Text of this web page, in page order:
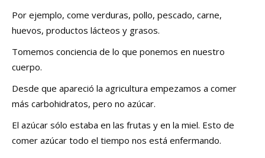
Por ejemplo, come verduras, pollo, pescado, carne,
huevos, productos lácteos y grasos.
Tomemos conciencia de lo que ponemos en nuestro
cuerpo.
Desde que apareció la agricultura empezamos a comer
más carbohidratos, pero no azúcar.
El azúcar sólo estaba en las frutas y en la miel. Esto de
comer azúcar todo el tiempo nos está enfermando.